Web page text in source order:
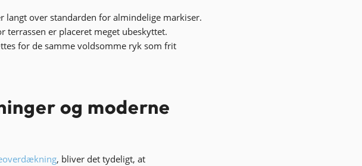
langt over standarden for almindelige markiser.
er placeret meget ubeskyttet.
for de samme voldsomme ryk som frit
og moderne
, bliver det tydeligt, at